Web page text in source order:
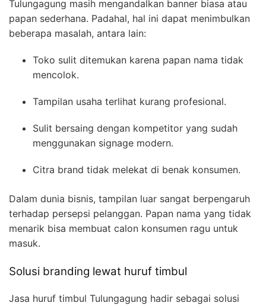
Tulungagung masih mengandalkan banner biasa atau
papan sederhana. Padahal, hal ini dapat menimbulkan
beberapa masalah, antara lain:
Toko sulit ditemukan karena papan nama tidak
mencolok.
Tampilan usaha terlihat kurang profesional.
Sulit bersaing dengan kompetitor yang sudah
menggunakan signage modern.
Citra brand tidak melekat di benak konsumen.
Dalam dunia bisnis, tampilan luar sangat berpengaruh
terhadap persepsi pelanggan. Papan nama yang tidak
menarik bisa membuat calon konsumen ragu untuk
masuk.
Solusi branding lewat huruf timbul
Jasa huruf timbul Tulungagung hadir sebagai solusi